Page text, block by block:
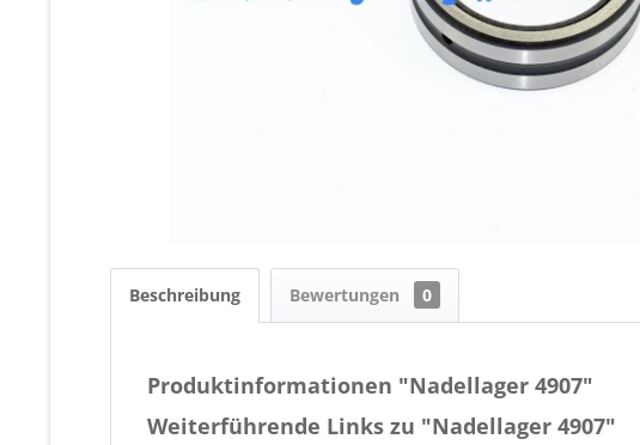
Beschreibung Bewertungen 0
Produktinformationen "Nadellager 4907"
Weiterführende Links zu "Nadellager 4907"